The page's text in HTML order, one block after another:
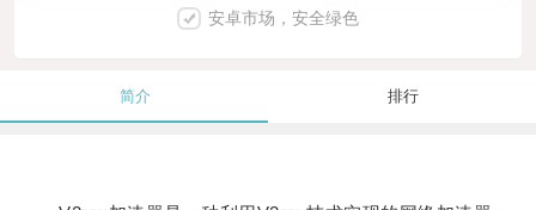
安卓市场，安全绿色
简介 排行